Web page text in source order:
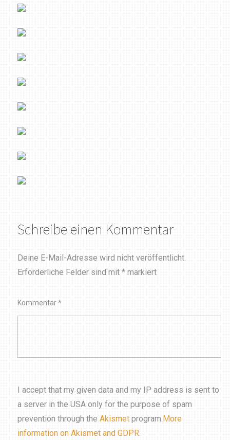
Schreibe einen Kommentar
Deine E-Mail-Adresse wird nicht veröffentlicht.
Erforderliche Felder sind mit* markiert
Kommentar*
I accept that my given data and my IP address is sent to
a server in the USA only for the purpose of spam
prevention through theAkismet program.More
information on Akismet and GDPR